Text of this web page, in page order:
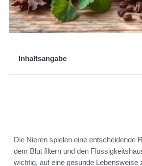
Inhaltsangabe
Die Nieren spielen eine entscheidende
dem Blut filtern und den
wichtig, auf eine gesunde